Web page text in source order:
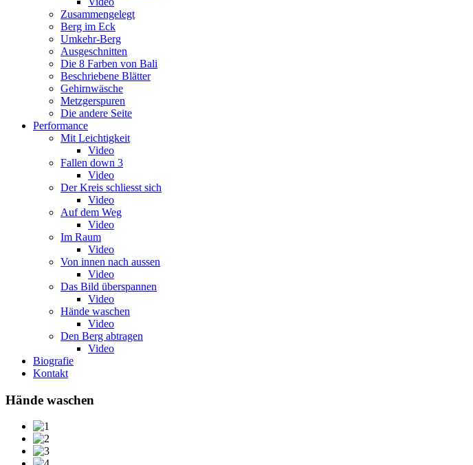
Zusammengelegt
Berg im Eck
Umkehr-Berg
Ausgeschnitten
Die 8 Farben von Bali
Beschriebene Blätter
Gehirnwäsche
Metzgerspuren
Die andere Seite
Performance
Mit Leichtigkeit
Video
Fallen down 3
Video
Der Kreis schliesst sich
Video
Auf dem Weg
Video
Im Raum
Video
Von innen nach aussen
Video
Das Bild überspannen
Video
Hände waschen
Video
Den Berg abtragen
Video
Biografie
Kontakt
Hände waschen